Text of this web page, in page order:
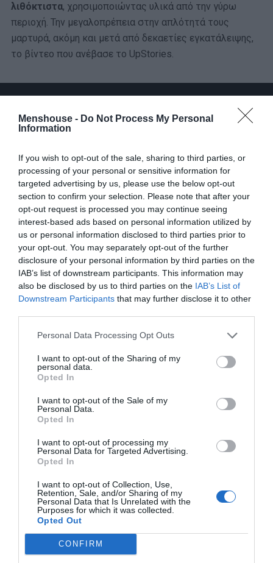
Menshouse - Do Not Process My Personal
Information
If you wish to opt-out of the sale, sharing to third parties, or
processing of your personal or sensitive information for
targeted advertising by us, please use the below opt-out
section to confirm your selection. Please note that after your
opt-out request is processed you may continue seeing
interest-based ads based on personal information utilized by
us or personal information disclosed to third parties prior to
your opt-out. You may separately opt-out of the further
disclosure of your personal information by third parties on the
IAB’s list of downstream participants. This information may
also be disclosed by us to third parties on the IAB’s List of
Downstream Participants that may further disclose it to other
Personal Data Processing Opt Outs
I want to opt-out of the Sharing of my
personal data.
Opted In
I want to opt-out of the Sale of my
Personal Data.
Opted In
I want to opt-out of processing my
Personal Data for Targeted Advertising.
Opted In
I want to opt-out of Collection, Use,
Retention, Sale, and/or Sharing of my
Personal Data that Is Unrelated with the
Purposes for which it was collected.
Opted Out
CONFIRM
λιθόκτιστα, χρησιμοποιώντας υλικά από την γύρω
περιοχή. Την μεγαλοπρέπεια στην απλότητά τους
μαρτυρά, ακόμη και μετά από δεκαετίες εγκατάλειψης,
το βίντεο που ανέβασε το UpStories.
Το ημερολόγιο έγραφε 1909όταν χτύπησε το χωριό το
πρώτο μεγάλο κακό. Στην ακόμη τουρκοκρατούμενη
Ήπειρο δεν ήταν ασυνήθιστη ηδράση συμμοριών
κοπάδια. Φαίνεται ότι κάτοικοι του χωριού βοήθησαν
έναν συγχωριανό τους από επιδρομή μιας αλβανικής
συμμορίας και τα μέλη της επέστρεψαν λίγο καιρό
Προσποιούμενοι τους Τούρκους φοροεισπράκτορες,
προς το σχολείο… Κρατώντας όμηρους τα παιδιά κι
έχοντας ήδη μαχαιρώσει ένα
Αλβανοί ταμπουρώθηκαν εκεί. Λίγα λεπτά αργότερα μια
απελπισμένη μάνα που έτρεξε να προστατεύσει τον γιο
έπεφτε κι εκείνη νεκρή
τραυματίστηκε στο πόδι από πυροβολισμό.